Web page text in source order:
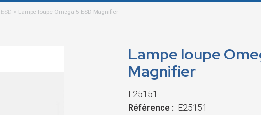
> Lampe loupe Omega 5 ESD Magnifier
Lampe loupe
Magnifier
E25151
Référence : E25151